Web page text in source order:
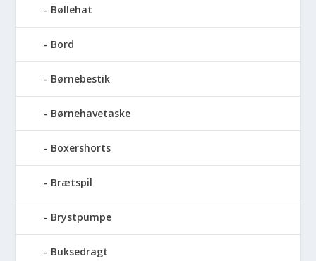
Bøllehat
Bord
Børnebestik
Børnehavetaske
Boxershorts
Brætspil
Brystpumpe
Buksedragt